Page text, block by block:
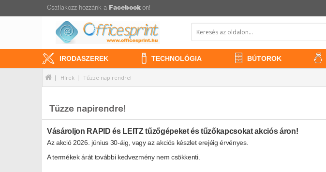
Csatlakozz hozzánk a Facebook-on!
IRODASZEREK TECHNOLÓGIA BÚTOROK
Hírek Tűzze napirendre!
Tűzze napirendre!
Vásároljon RAPID és LEITZ tűzőgépeket és tűzőkapcsokat akciós áron!
Az akció 2026. június 30-áig, vagy az akciós készlet erejéig érvényes.
A termékek árát további kedvezmény nem csökkenti.